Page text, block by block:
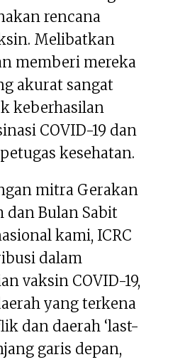
rencana
Melibatkan
memberi mereka
akurat sangat
keberhasilan
COVID-19 dan
kesehatan.
mitra Gerakan
dan Bulan Sabit
kami, ICRC
dalam
vaksin COVID-19,
yang terkena
dan daerah ‘last-
garis depan,